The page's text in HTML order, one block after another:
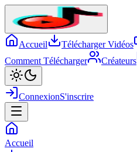
Accueil Télécharger Vidéos
Comment Télécharger
Créateurs
ConnexionS'inscrire
Accueil